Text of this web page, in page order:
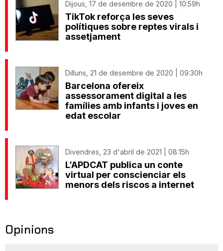
Dijous, 17 de desembre de 2020 | 10:59h
TikTok reforça les seves
polítiques sobre reptes virals i
assetjament
Dilluns, 21 de desembre de 2020 | 09:30h
Barcelona ofereix
assessorament digital a les
famílies amb infants i joves en
edat escolar
Divendres, 23 d'abril de 2021 | 08:15h
L’APDCAT publica un conte
virtual per conscienciar els
menors dels riscos a internet
Opinions